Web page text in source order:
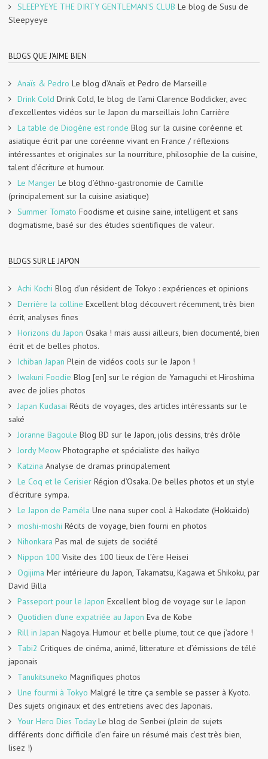
SLEEPYEYE THE DIRTY GENTLEMAN'S CLUB Le blog de Susu de
Sleepyeye
BLOGS QUE J'AIME BIEN
Anaïs & Pedro Le blog d’Anaïs et Pedro de Marseille
Drink Cold Drink Cold, le blog de l’ami Clarence Boddicker, avec
d’excellentes vidéos sur le Japon du marseillais John Carrière
La table de Diogène est ronde Blog sur la cuisine coréenne et
asiatique écrit par une coréenne vivant en France / réflexions
intéressantes et originales sur la nourriture, philosophie de la cuisine,
talent d’écriture et humour.
Le Manger Le blog d’éthno-gastronomie de Camille
(principalement sur la cuisine asiatique)
Summer Tomato Foodisme et cuisine saine, intelligent et sans
dogmatisme, basé sur des études scientifiques de valeur.
BLOGS SUR LE JAPON
Achi Kochi Blog d’un résident de Tokyo : expériences et opinions
Derrière la colline Excellent blog découvert récemment, très bien
écrit, analyses fines
Horizons du Japon Osaka ! mais aussi ailleurs, bien documenté, bien
écrit et de belles photos.
Ichiban Japan Plein de vidéos cools sur le Japon !
Iwakuni Foodie Blog [en] sur le région de Yamaguchi et Hiroshima
avec de jolies photos
Japan Kudasai Récits de voyages, des articles intéressants sur le
saké
Joranne Bagoule Blog BD sur le Japon, jolis dessins, très drôle
Jordy Meow Photographe et spécialiste des haikyo
Katzina Analyse de dramas principalement
Le Coq et le Cerisier Région d’Osaka. De belles photos et un style
d’écriture sympa.
Le Japon de Paméla Une nana super cool à Hakodate (Hokkaido)
moshi-moshi Récits de voyage, bien fourni en photos
Nihonkara Pas mal de sujets de société
Nippon 100 Visite des 100 lieux de l’ère Heisei
Ogijima Mer intérieure du Japon, Takamatsu, Kagawa et Shikoku, par
David Billa
Passeport pour le Japon Excellent blog de voyage sur le Japon
Quotidien d'une expatriée au Japon Eva de Kobe
Rill in Japan Nagoya. Humour et belle plume, tout ce que j’adore !
Tabi2 Critiques de cinéma, animé, litterature et d’émissions de télé
japonais
Tanukitsuneko Magnifiques photos
Une fourmi à Tokyo Malgré le titre ça semble se passer à Kyoto.
Des sujets originaux et des entretiens avec des Japonais.
Your Hero Dies TodayLe blog de Senbei (plein de sujets
différents donc difficile d’en faire un résumé mais c’est très bien,
lisez !)